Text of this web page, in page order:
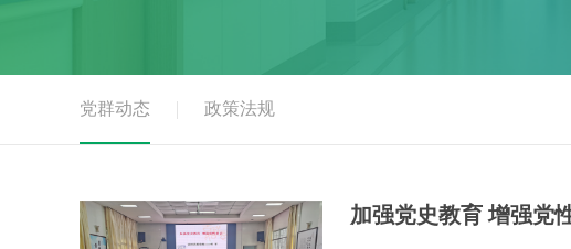
党群动态 政策法规
加强党史教育 增强党